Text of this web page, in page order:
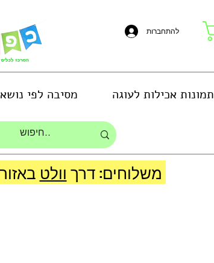
להתחברות
תמונות אכילות לעוגה מסיבה לפי נושא
משלוחים: דרך וולט